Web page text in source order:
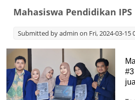
Mahasiswa Pendidikan IPS
Submitted byadmin on Fri, 2024-03-15